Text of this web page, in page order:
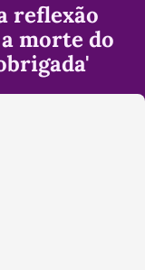
reflexão
a morte do